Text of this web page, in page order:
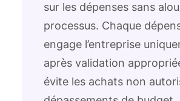
sur les dépenses sans
processus. Chaque
engage l’entreprise
après validation
évite les achats non